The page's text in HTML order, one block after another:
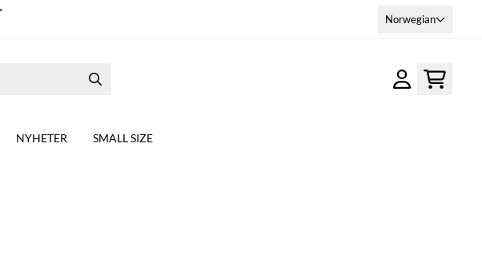
Norwegian
NYHETER SMALL SIZE